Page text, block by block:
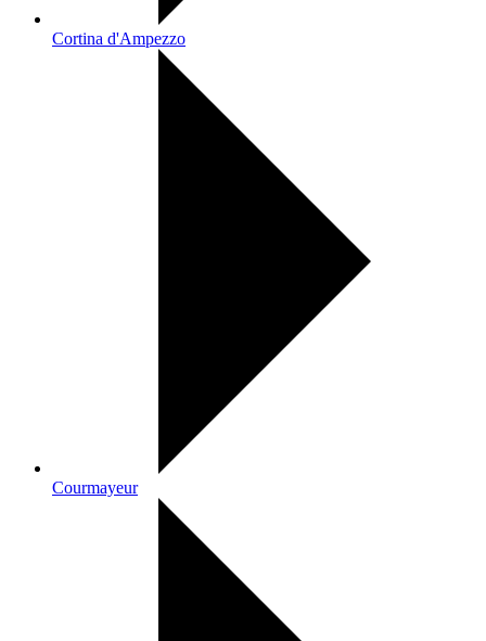
Cortina d'Ampezzo
Courmayeur